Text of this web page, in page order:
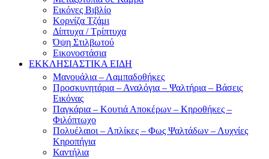
Eικόνες Bιβλίο
Kορνίζα Tζάμι
Δίπτυχα / Τρίπτυχα
Όψη Στιλβωτού
Eικονοστάσια
ΕΚΚΛΗΣΙΑΣΤΙΚΑ ΕΙΔΗ
Μανουάλια – Λαμπαδοθήκες
Προσκυνητάρια – Αναλόγια – Ψαλτήρια – Βάσεις
Εικόνας
Παγκάρια – Κουτιά Αποκέρων – Κηροθήκες –
Φιλόπτωχο
Πολυέλαιοι – Απλίκες – Φως Ψαλτάδων – Λυχνίες
Κηροπήγια
Καντήλια